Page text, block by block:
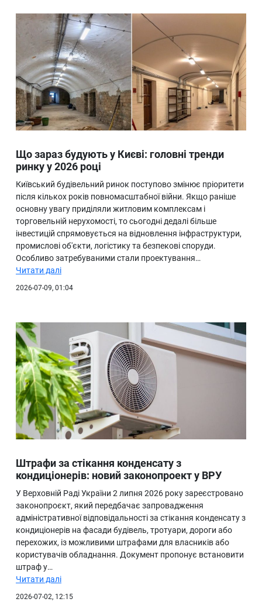
Що зараз будують у Києві: головні тренди
ринку у 2026 році
Київський будівельний ринок поступово змінює пріоритети
після кількох років повномасштабної війни. Якщо раніше
основну увагу приділяли житловим комплексам і
торговельній нерухомості, то сьогодні дедалі більше
інвестицій спрямовується на відновлення інфраструктури,
промислові об'єкти, логістику та безпекові споруди.
Особливо затребуваними стали проектування…
Читати далі
2026-07-09, 01:04
Штрафи за стікання конденсату з
кондиціонерів: новий законопроект у ВРУ
У Верховній Раді України 2 липня 2026 року зареєстровано
законопроєкт, який передбачає запровадження
адміністративної відповідальності за стікання конденсату з
кондиціонерів на фасади будівель, тротуари, дороги або
перехожих, із можливими штрафами для власників або
користувачів обладнання. Документ пропонує встановити
штраф у…
Читати далі
2026-07-02, 12:15